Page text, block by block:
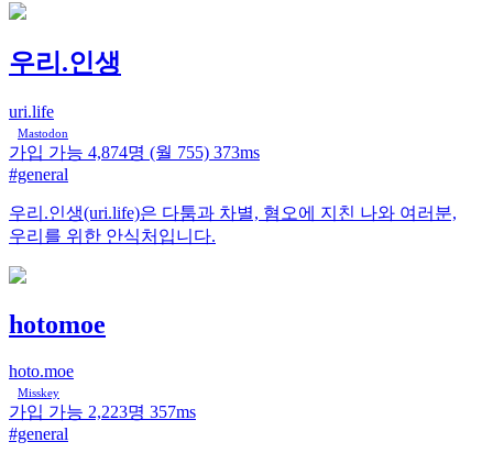
우리.인생
uri.life
Mastodon
가입 가능 4,874명 (월 755) 373ms
#general
우리.인생(uri.life)은 다툼과 차별, 혐오에 지친 나와 여러분,
우리를 위한 안식처입니다.
hotomoe
hoto.moe
Misskey
가입 가능 2,223명 357ms
#general